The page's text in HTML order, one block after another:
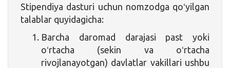
Stipendiya dasturi uchun nomzodga qoʻyilgan
talablar quyidagicha:
Barcha daromad darajasi past yoki
oʻrtacha (sekin va oʻrtacha
rivojlanayotgan) davlatlar vakillari ushbu